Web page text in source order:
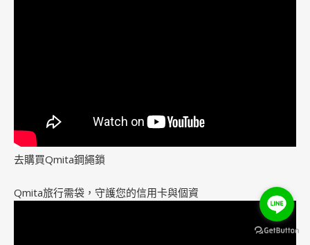
去購買Qmita鋼繩鎖
Qmita旅行需袋，守護您的信用卡與個資